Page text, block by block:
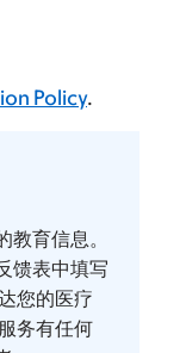
Policy.
育信息。
馈表中填写
您的医疗
务有任何